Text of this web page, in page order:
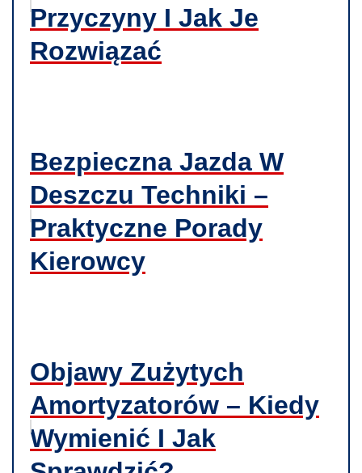
Przyczyny I Jak Je
Rozwiązać
Bezpieczna Jazda W
Deszczu Techniki –
Praktyczne Porady
Kierowcy
Objawy Zużytych
Amortyzatorów – Kiedy
Wymienić I Jak